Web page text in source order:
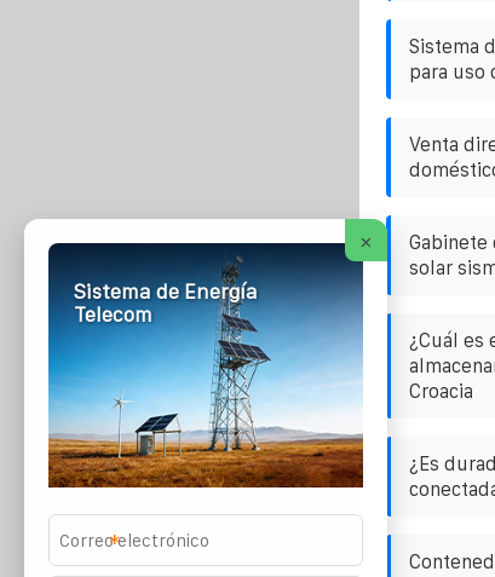
Sistema
para uso
Venta
Gabinete
solar
¿Cuál es
Croacia
¿Es
×
Sistema de Energía
Telecom
*